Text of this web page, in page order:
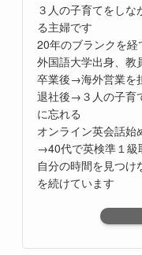
３人の子育てをし
る主婦です
20年のブランクを
外国語大学出身、教
卒業後→海外営業を
退社後→３人の子育
に忘れる
オンライン英会話始
→40代で英検準１級
自分の時間を見つけ
を続けています